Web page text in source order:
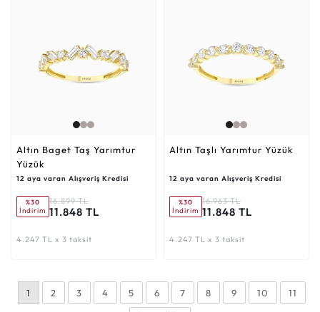
Altın Baget Taş Yarımtur
Yüzük
12 aya varan Alışveriş Kredisi
%30
İndirim
16.899 TL
11.848 TL
4.247 TL x 3 taksit
Altın Taşlı Yarımtur Yüzük
12 aya varan Alışveriş Kredisi
%30
İndirim
16.963 TL
11.848 TL
4.247 TL x 3 taksit
1 2 3 4 5 6 7 8 9 10 11